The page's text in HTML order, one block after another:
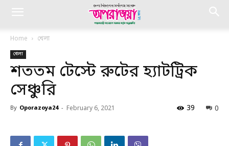
Home খেলা
খেলা
শততম টেস্টে রুটের হ্যাটট্রিক
সেঞ্চুরি
By Oporazoya24 - February 6, 2021 0
39